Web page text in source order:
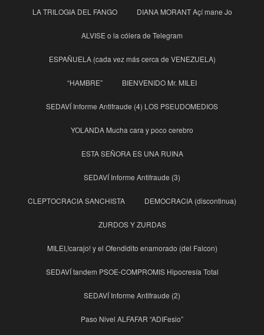
LA TRILOGIA DEL FANGO DIANA MORANT Açí mane Jo
ALVISE o la cólera de Telegram
ESPAÑUELA (cada vez más cerca de VENEZUELA)
“HAMBRE” BIENVENIDO Mr. MILEI
SEDAVÍ Informe Antifraude (4) LOS PSEUDOMEDIOS
YOLANDA Mucha cara y poco cerebro
ESTA SEÑORA ES UNA RUINA
SEDAVÍ Informe Antifraude (3)
CLEPTOCRACIA SANCHISTA DEMOCRACIA (discontinua)
ZURDOS Y ZURDAS
MILEI,!carajo! y el Ofendidito enamorado (del Falcon)
SEDAVÍ tandem PSOE-COMPROMIS Hipocresía Total
SEDAVÍ Informe Antifraude (2)
Paso Nivel ALFAFAR “ADIFesio”